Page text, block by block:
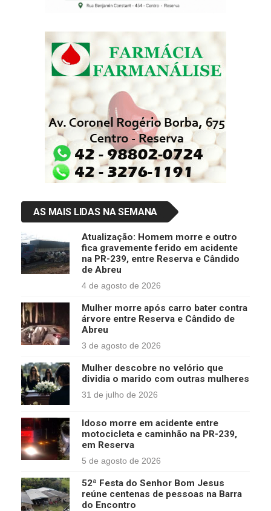
AS MAIS LIDAS NA SEMANA
Atualização: Homem morre e outro
fica gravemente ferido em acidente
na PR-239, entre Reserva e Cândido
de Abreu
4 de agosto de 2026
Mulher morre após carro bater contra
árvore entre Reserva e Cândido de
Abreu
3 de agosto de 2026
Mulher descobre no velório que
dividia o marido com outras mulheres
31 de julho de 2026
Idoso morre em acidente entre
motocicleta e caminhão na PR-239,
em Reserva
5 de agosto de 2026
52ª Festa do Senhor Bom Jesus
reúne centenas de pessoas na Barra
do Encontro